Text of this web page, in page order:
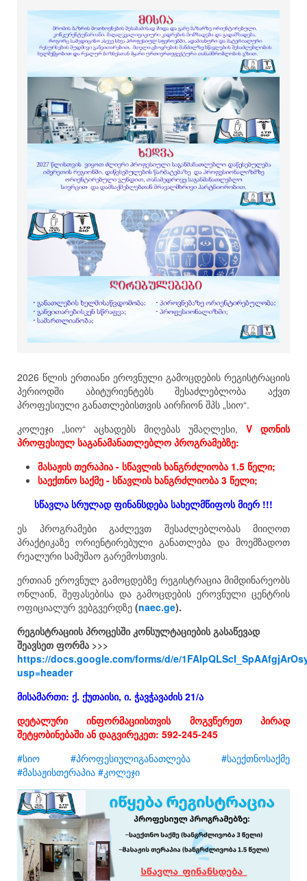
2026 წლის ერთიანი ეროვნული გამოცდების რეგისტრაციის
პერიოდში აბიტურიენტებს შესაძლებლობა აქვთ
პროფესიული განათლებისთვის აირჩიონ შპს „სიო“.
კოლეჯი „სიო“ აცხადებს მიღებას უმაღლესი, V დონის
პროფესიულ საგანამანათლებლო პროგრამებზე:
მასაჟის თერაპია - სწავლის ხანგრძლიობა 1.5 წელი;
საექთნო საქმე - სწავლის ხანგრძლიობა 3 წელი;
სწავლა სრულად ფინანსდება სახელმწიფოს მიერ !!!
ეს პროგრამები გაძლევთ შესაძლებლობას მიიღოთ
პრაქტიკაზე ორიენტირებული განათლება და მოემზადოთ
რეალური სამუშაო გარემოსთვის.
ერთიან ეროვნულ გამოცდებზე რეგისტრაცია მიმდინარეობს
ონლაინ, შეფასებისა და გამოცდების ეროვნული ცენტრის
ოფიციალურ ვებგვერდზე (naec.ge).
რეგისტრაციის პროცესში კონსულტაციების გასაწევად
შეავსეთ ფორმა >>>
https://docs.google.com/forms/d/e/
usp=header
მისამართი: ქ. ქუთაისი, ი. ჭავჭავაძის 21/ა
დეტალური ინფორმაციისთვის მოგვწერეთ პირად
შეტყობინებაში ან დაგვირეკეთ: 592-245-245
#სიო
#პროფესიულიგანათლება
#საექთნოსაქმე
#მასაჟისთერაპია #კოლეჯი